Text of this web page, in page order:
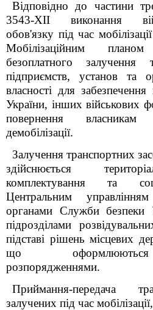
Відповідно до частини
3543-XII виконання
обов'язку під час
Мобілізаційним
безоплатного залучення
підприємств, установ та
власності для
України, інших військових
повернення
демобілізації.
Залучення транспортних
здійснюється
комплектування та
Центральним
органами Служби безпеки
підрозділами
підставі рішень місцевих
що оформлюються
розпорядженнями.
Приймання-передача
залучених під час